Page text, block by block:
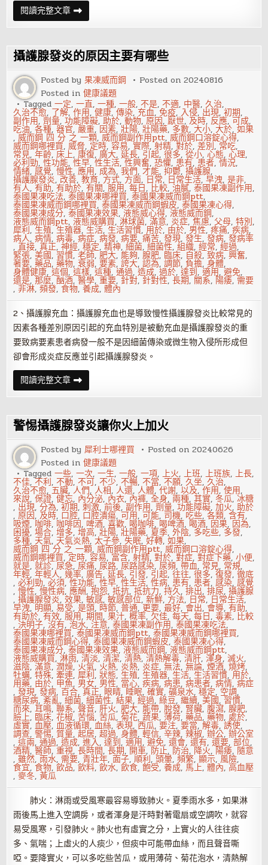
閱讀完整文章攝
護
腺
炎
怎
樣
護
理？
了
解
攝
護
腺
發
炎
危
害
很
重
要
攝護腺發炎的原因主要有哪些
Posted by果凍威而鋼 Posted on20240816
Posted in健康議題
Tagged一定,一直,一種,一般,不是,不適, 中醫,久治,
久治不愈, 了解,作用,健康,傳染, 充血,免疫, 入侵, 出現,初期,
副作用,劑量,功能障礙,助於,動物,原因,厭世,及時, 反應,可成,
吃油,各種,器官,嚴重, 因素,壯陽,壯陽藥, 多數,大小,大於,如果
,威而鋼 四 分 之 一顆,威而鋼副作用ptt,威而鋼口溶錠心得,
威而鋼哪裡買,威脅, 定時,容易,實際,射精,對於,差別, 常吃,
常見,年齡,床上,康復,廣大,延長, 引起,很多,從小,心態,心理,
必利勁,性功能,性早,性生活,性興奮,恐懼, 患有, 患者,情況,
情緒,感覺,慢性,應用, 成為,我們,才能,抑鬱,攝護腺,
攝護腺發炎, 改善,教育, 方式, 方面, 日常, 日常生活,早洩,是非,
有人,有助,有助於,有關,服用,每日, 比較,油膩,泰國果凍副作用,
泰國果凍吃法,泰國果凍哪裡買,泰國果凍威而鋼ptt,
泰國果凍威而鋼哪裡買,泰國果凍威而鋼蝦皮,泰國果凍心得,
泰國果凍成分,泰國果凍效果,液態威心得,液態威而鋼,
液態威而鋼ptt,液態威購買,淋球菌,滿意, 炎症,焦慮,父母,特別,
犀利,生殖,生殖器,生活,生活習慣, 用於, 由於, 男性,疼痛,疾病,
病人,病情,病毒,病症,病發,病要,痛苦,發現,發生,發病,發病率
,直接,真正,神經,穩定,精神,細菌,細菌性,組織,經常,經過,
緊張,美國, 習慣,老師,肥大,能夠,腺肥, 臨床, 自殺,致病,興奮,
著要,藥品,藥物,衰弱,要素,誇大,認為,調節, 負擔,身體,
身體健康,這個,這樣,這種,通過,造成,過於,達到,適用,避免,
還是,那麼,酗酒,醫學,重要, 針對, 針對性,長期, 關系, 陽痿,需要
,非淋,頻發,食物,養成,體內
2、攝護腺充血：攝護腺充血也是導致慢性攝護腺發炎比較常見的
因素各種差別原因引起的充血特別是被動充血是攝護腺發炎的重
要致病要素患者病發一般不是因細菌傳染或微生物入侵所形成但
卻會形成炎症反應並引起攝護腺發炎。
閱讀完整文章攝
護
腺
炎
的
原
因
主
要
有
哪
些
警惕攝護腺發炎讓你火上加火
Posted by犀利士哪裡買 Posted on20240626
Posted in健康議題
Tagged一些,一次,一生,一般,一項,上火,上班,上班族,上長,
不佳,不利,不動,不可,不少,不暢,不當,不願,久坐,久治,
久治不愈,五臟,人們,人相,人還,人體,代謝,以及,作用,使用,
來說,保證,健忘, 內分泌, 內衣, 內褲,全身, 兩種,其實,冬瓜,冰糖
, 出現,分為,初期,刺激,前後,副作用,劑量,功能障礙,加火,助於
,原因,及時, 口腔, 口腔潰瘍,可用,可能, 司機, 吃些,各類,含有,
吸煙, 咖啡, 咖啡因, 啤酒,喜歡, 喝咖啡, 喝啤酒, 喝酒, 因果, 因為,
困擾,場合,增多,增高,壯陽,壯陽藥, 夏季,外陰, 多吃些, 多發,
多種, 天氣, 天氣炎熱,太子參,失眠,好轉,如果,
威而鋼 四 分 之 一顆,威而鋼副作用ptt,威而鋼口溶錠心得,
威而鋼哪裡買, 定時,容易, 富含,射精,對於,對症,對症下藥,小便,
就是,就診,尿急,尿痛,尿路,尿路感染,尿頻,帶血, 常見, 常規,
年輕,年輕人,幾率,廣告,延長, 引發, 引起,往往,很多,復發,徹底
,必利勁,必須,性功能,性早,性生活,性病, 患有, 患者,感染,感覺
,慢性,慢性病,應酬,抱怨,抵抗,抵抗力,持久,排出,排尿,攝護腺
,攝護腺發炎,效果,敏感,敏感部位,新鮮, 方法, 日常, 日常生活,
早洩, 明顯,易受,是頭, 時節,普通, 更要,最好, 會出, 會導,有助,
有助於,有效,服用,期間,果汁,概率, 欠佳,每天,每日,毒素, 比較
,決明子,沒有,泡水, 注意,泰國果凍副作用,泰國果凍吃法,
泰國果凍哪裡買,泰國果凍威而鋼ptt,泰國果凍威而鋼哪裡買,
泰國果凍威而鋼心得,泰國果凍威而鋼蝦皮,泰國果凍心得,
泰國果凍成分,泰國果凍效果,液態威而鋼,液態威而鋼ptt,
液態威購買,淋雨,清淡,清潔,清熱,清熱解毒,清肝,渾身,滅火,
滋陰,滿意,潤燥, 火氣, 火熱, 炎熱, 炎症,無法,無論,煙酒,燒烤,
牡蠣,特殊,牽連,犀利,狀態,生殖,生殖器,生活,生活習慣, 用於,
用藥, 由於, 甲魚, 男女, 男性, 當心,疾病,病患,病患者,病情,病症
,發現,發病, 百合,真正, 眼睛, 睡眠,確實,礦泉水,穩定, 空調,
糖尿病,紊亂,細菌,細菌性,結果,經過,綠豆,繼續,美國,習慣,
而來,耳鳴,聯系,聲音,肝火,肥大,能帶,脫發, 腎臟,腹瀉,腺肥,
臉上, 臨床,花椒,苦惱,苦瓜,菊花,蔬果,薄荷,藥品,藥物,處於,
虛實,血壓,血液循環,血絲,表現,西瓜,要注,要當,解毒,誘使,
調查,警惕,質量,起居,超過,身體,輕信,辛辣,辣椒,辦公,辦公室
,這兩,通過,造成,進入,達到,適用,避免,還會,還有,還要,部位,
酒精,醫師,重視,長時間,長期, 開車, 防止, 防治, 降火, 陽痿, 隨意
,雖然,雨水, 需要,青壯年,面子,順利,頭暈,頻繁,顯示, 風險,
食宜,食物,飲品,飲料,飲水,飲食,飽受,養成, 馬上,體內,高血壓
,麥冬,黃瓜
肺火：淋雨或受風寒最容易導致肺火。夏季雨水多，如果淋
雨後馬上進入空調房，或者渾身是汗時對著電扇或空調吹，就容
易受風寒，引發肺火。肺火也有虛實之分，上實火的人往往痰
多、氣喘；上虛火的人痰少，但痰中可能帶血絲，而且聲音嘶
啞。要降實火，可以多吃些苦瓜，或用薄荷、菊花泡水，清熱解